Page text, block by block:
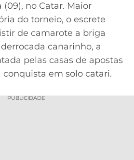
no Catar. Maior
do torneio, o escrete
de camarote a briga
canarinho, a
pelas casas de apostas
em solo catari.
PUBLICIDADE